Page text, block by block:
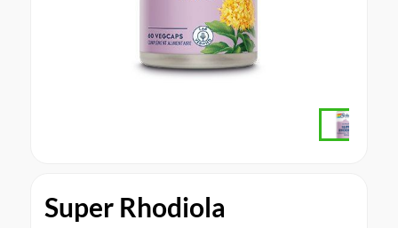
Super Rhodiola